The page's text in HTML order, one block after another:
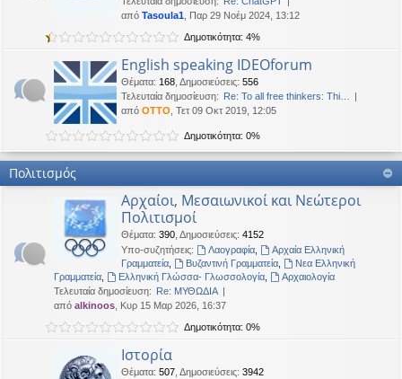
από Tasoula1 , Παρ 29 Νοέμ 2024, 13:12
Δημοτικότητα: 4%
English speaking IDEOforum
Θέματα: 168 Δημοσιεύσεις: 556
Τελευταία δημοσίευση: Re: To all free thinkers: Thi…
από OTTO , Τετ 09 Οκτ 2019, 12:05
Δημοτικότητα: 0%
Πολιτισμός
Αρχαίοι, Μεσαιωνικοί και Νεώτεροι
Πολιτισμοί
Θέματα: 390 Δημοσιεύσεις: 4152
Υπο-συζητήσεις:
Λαογραφία,
Αρχαία Ελληνική
Γραμματεία
Βυζαντινή Γραμματεία,
Νεα Ελληνική
Γραμματεία
Ελληνική Γλώσσα- Γλωσσολογία,
Αρχαιολογία
Τελευταία δημοσίευση: Re: ΜΥΘΩΔΙΑ
από alkinoos , Κυρ 15 Μαρ 2026, 16:37
Δημοτικότητα: 0%
Ιστορία
Θέματα: 507 Δημοσιεύσεις: 3942